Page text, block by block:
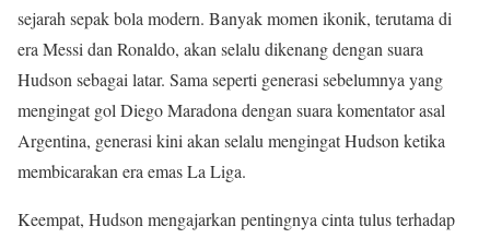
sejarah sepak bola modern. Banyak momen ikonik, terutama di
era Messi dan Ronaldo, akan selalu dikenang dengan suara
Hudson sebagai latar. Sama seperti generasi sebelumnya yang
mengingat gol Diego Maradona dengan suara komentator asal
Argentina, generasi kini akan selalu mengingat Hudson ketika
membicarakan era emas La Liga.
Keempat, Hudson mengajarkan pentingnya cinta tulus terhadap